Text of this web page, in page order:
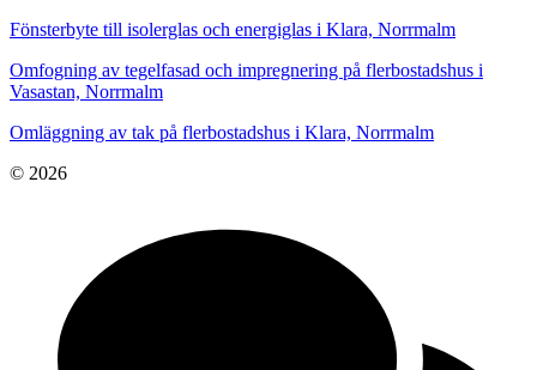
Fönsterbyte till isolerglas och energiglas i Klara, Norrmalm
Omfogning av tegelfasad och impregnering på flerbostadshus i
Vasastan, Norrmalm
Omläggning av tak på flerbostadshus i Klara, Norrmalm
© 2026